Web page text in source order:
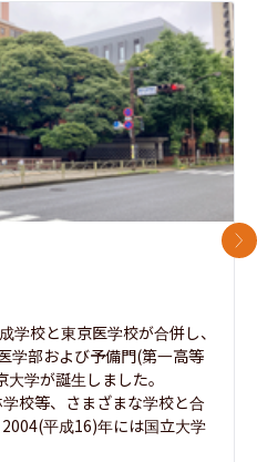
学校と東京医学校が合併し、
学部および予備門(第一高等
学が誕生しました。
校等、さまざまな学校と合
平成16)年には国立大学
次